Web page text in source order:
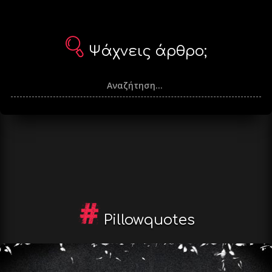
Ψάχνεις άρθρο;
Pillowquotes